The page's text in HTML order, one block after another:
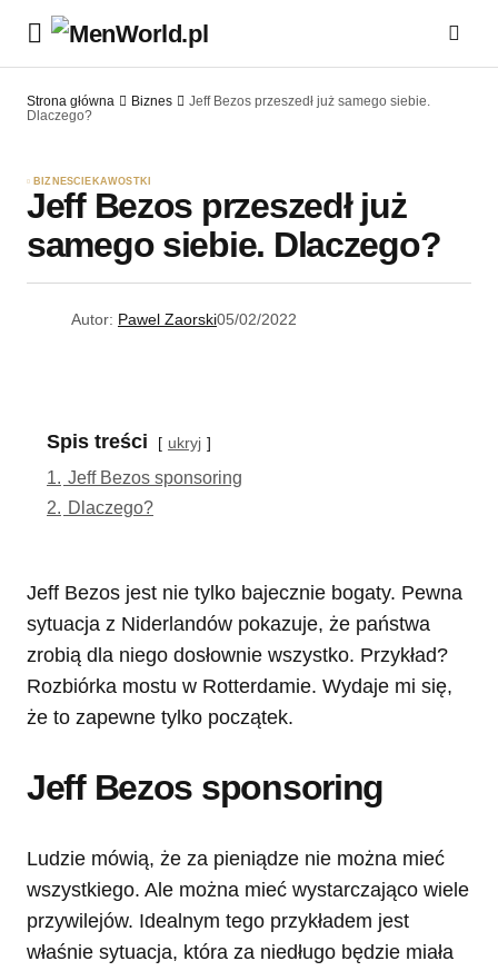
Strona główna Biznes
Jeff Bezos przeszedł już samego siebie.
Dlaczego?
BIZNESCIEKAWOSTKI
Jeff Bezos przeszedł już
samego siebie. Dlaczego?
Autor: Pawel Zaorski05/02/2022
Spis treści ukryj
1. Jeff Bezos sponsoring
2. Dlaczego?
Jeff Bezos jest nie tylko bajecznie bogaty. Pewna
sytuacja z Niderlandów pokazuje, że państwa
zrobią dla niego dosłownie wszystko. Przykład?
Rozbiórka mostu w Rotterdamie. Wydaje mi się,
że to zapewne tylko początek.
Jeff Bezos sponsoring
Ludzie mówią, że za pieniądze nie można mieć
wszystkiego. Ale można mieć wystarczająco wiele
przywilejów. Idealnym tego przykładem jest
właśnie sytuacja, która za niedługo będzie miała